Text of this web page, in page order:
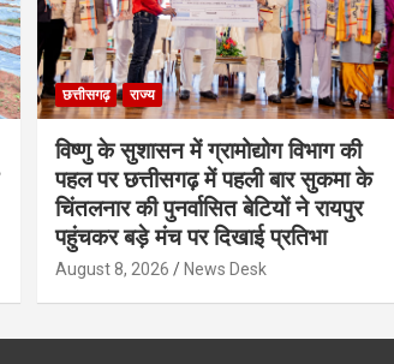
छत्तीसगढ़ राज्य
विष्णु के सुशासन में ग्रामोद्योग विभाग की
पहल पर छत्तीसगढ़ में पहली बार सुकमा के
चिंतलनार की पुनर्वासित बेटियों ने रायपुर
पहुंचकर बड़े मंच पर दिखाई प्रतिभा
August 8, 2026 News Desk